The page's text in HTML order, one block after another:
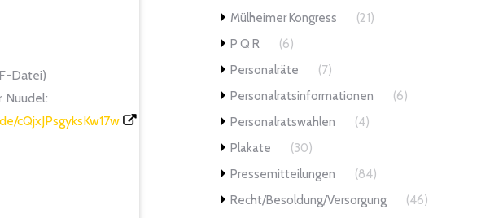
Datei)
Nuudel:
cQjxJPsgyksKw17w
Mülheimer Kongress
(21)
P Q R
(6)
Personalräte
(7)
Personalratsinformationen
(6)
Personalratswahlen
(4)
Plakate
(30)
Pressemitteilungen
(84)
Recht/Besoldung/Versorgung
(46)